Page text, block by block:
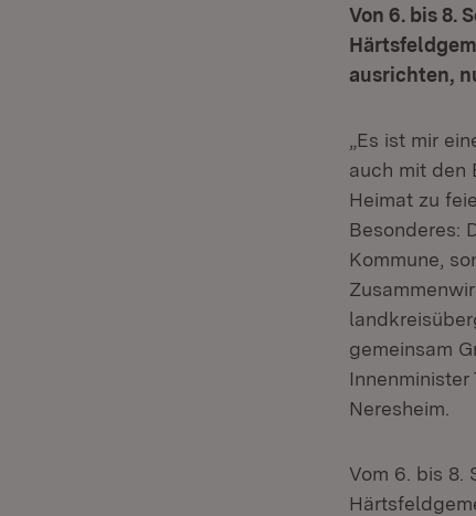
Von 6. bis 8.
ausrichten,
„Es ist mir
auch mit den
Heimat zu
Besonderes:
Kommune,
gemeinsam
Neresheim.
Vom 6. bis 8.